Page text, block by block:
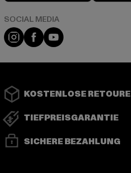
Instagram
FacebookYouTube
KOSTENLOSE RETOURE
TIEFPREISGARANTIE
SICHERE BEZAHLUNG